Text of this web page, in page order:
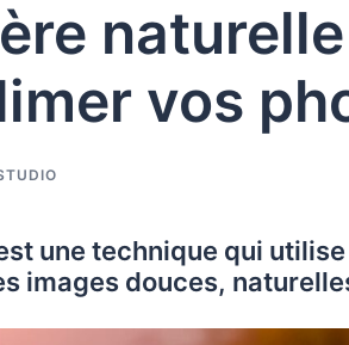
vos
une technique qui utilise
images douces,